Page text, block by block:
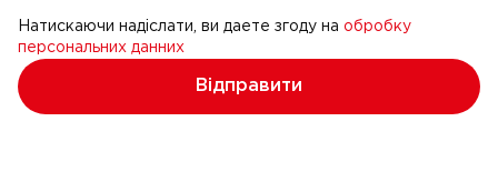
Натискаючи надіслати, ви даете згоду на обробку
персональних данних
Відправити